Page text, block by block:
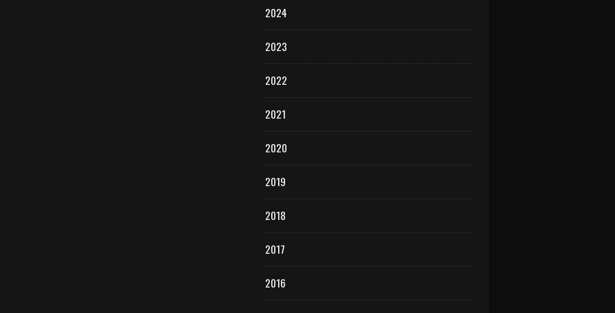
2024
2023
2022
2021
2020
2019
2018
2017
2016